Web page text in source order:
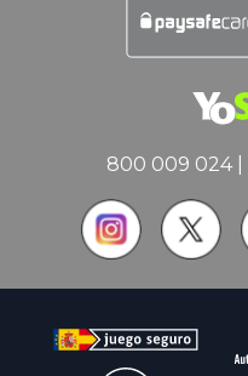
800 009 024|